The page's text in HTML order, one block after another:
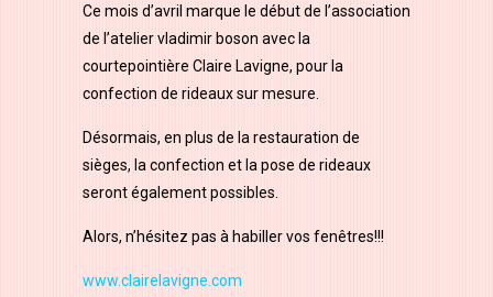
Ce mois d’avril marque le début de l’association
de l’atelier vladimir boson avec la
courtepointière Claire Lavigne, pour la
confection de rideaux sur mesure.
Désormais, en plus de la restauration de
sièges, la confection et la pose de rideaux
seront également possibles.
Alors, n’hésitez pas à habiller vos fenêtres!!!
www.clairelavigne.com